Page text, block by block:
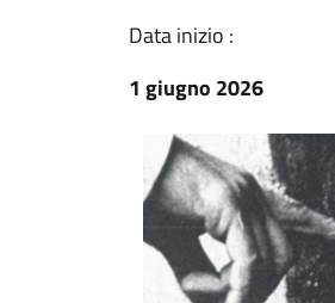
Data inizio :
1 giugno 2026